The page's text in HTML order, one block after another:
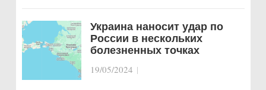
Украина наносит удар по
России в нескольких
болезненных точках
19/05/2024 |